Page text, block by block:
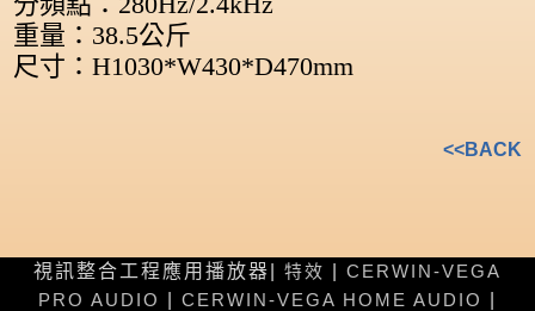
重量：38.5公斤
尺寸：H1030*W430*D470mm
<<BACK
視訊整合工程應用播放器| 特效
CERWIN-VEGA
PRO AUDIO
CERWIN-VEGA HOME AUDIO